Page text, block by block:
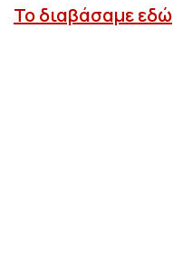
Το διαβάσαμε εδώ